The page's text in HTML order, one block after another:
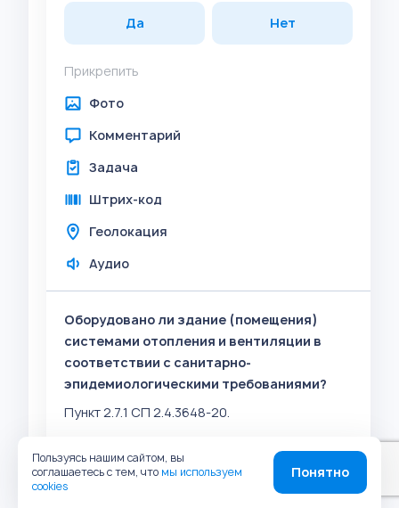
Да Нет
Прикрепить
Фото
Комментарий
Задача
Штрих-код
Геолокация
Аудио
Оборудовано ли здание (помещения)
системами отопления и вентиляции в
соответствии с санитарно-
эпидемиологическими требованиями?
Пункт 2.7.1 СП 2.4.3648-20.
Да Нет
Пользуясь нашим сайтом, вы
соглашаетесь с тем, что мы используем
cookies
Понятно